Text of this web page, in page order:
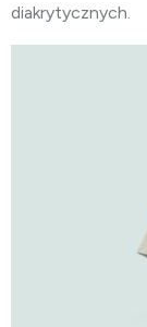
diakrytycznych.